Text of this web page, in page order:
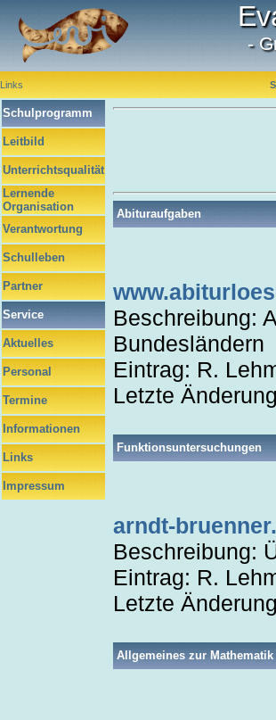
-
Links
Schulprogramm
Leitbild
Unterrichtsqualität
Lernende
Organisation
Verantwortung
Schulleben
Partner
Service
Aktuelles
Personal
Termine
Informationen
Links
Impressum
Abituraufgaben
Beschreibung:
Bundesländern
Eintrag: R.
Letzte
Funktionsuntersuchungen
arndt-
Beschreibung:
Eintrag: R.
Letzte
Allgemeines zur Mathematik